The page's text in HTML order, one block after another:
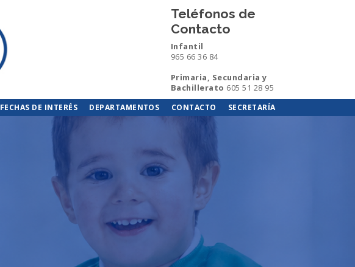
Teléfonos de
Contacto
Infantil
965 66 36 84
Primaria, Secundaria y
Bachillerato 605 51 28 95
FECHAS DE INTERÉS DEPARTAMENTOS CONTACTO SECRETARÍA